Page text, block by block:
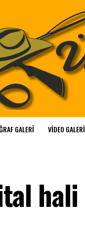
GALERI VIDEO GALERI
hali